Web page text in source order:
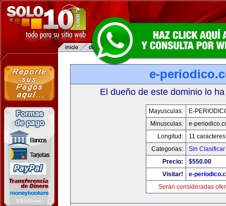
e-
El dueño de este dominio lo
Mayusculas:
E-
Minusculas:
e-
Longitud:
11 caracteres
Categorias:
Sin Clasificar
Precio:
$550.00
Visitar!
e-
Serán consideradas